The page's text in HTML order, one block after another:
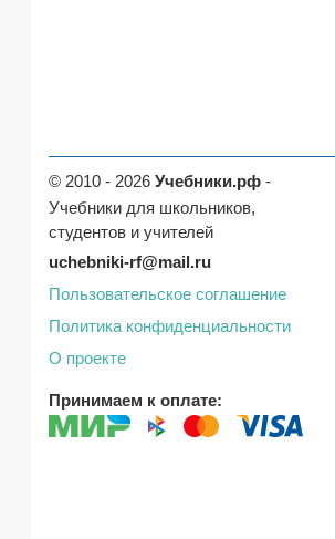
© 2010 - 2026 Учебники.рф -
Учебники для школьников,
студентов и учителей
uchebniki-rf@mail.ru
Пользовательское соглашение
Политика конфиденциальности
О проекте
Принимаем к оплате: